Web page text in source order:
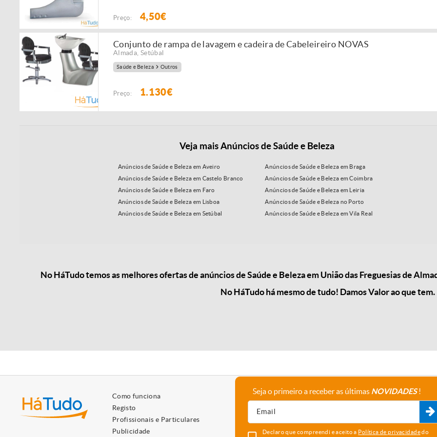
Preço: 4,50€
Conjunto de rampa de lavagem e cadeira de Cabeleireiro NOVAS
Almada Setúbal
Saúde e Beleza Outros
Preço: 1.130€
Veja mais Anúncios de Saúde e Beleza
Anúncios de Saúde e Beleza em Aveiro
Anúncios de Saúde e Beleza em Braga
Anúncios de Saúde e Beleza em Castelo Branco
Anúncios de Saúde e Beleza em Coimbra
Anúncios de Saúde e Beleza em Faro
Anúncios de Saúde e Beleza em Leiria
Anúncios de Saúde e Beleza em Lisboa
Anúncios de Saúde e Beleza no Porto
Anúncios de Saúde e Beleza em Setúbal
Anúncios de Saúde e Beleza em Vila Real
No HáTudo temos as melhores ofertas de anúncios de Saúde e Beleza em União das Freguesias de
No HáTudo há mesmo de tudo! Damos Valor ao que tem.
Como funciona
Registo
Profissionais e Particulares
Publicidade
A empresa
Parceiros
Seja o primeiro a receber as últimas NOVIDADES!
Declaro que compreendi e aceito a Política de privacidadedo